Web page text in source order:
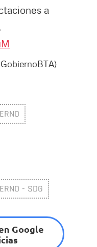
a
- SDG
Google